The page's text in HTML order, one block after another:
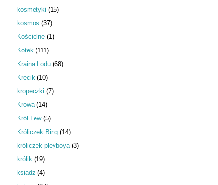
kosmetyki (15)
kosmos (37)
Kościelne (1)
Kotek (111)
Kraina Lodu (68)
Krecik (10)
kropeczki (7)
Krowa (14)
Król Lew (5)
Króliczek Bing (14)
króliczek pleyboya (3)
królik (19)
ksiądz (4)